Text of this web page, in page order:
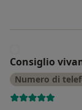
Consiglio
Numero di